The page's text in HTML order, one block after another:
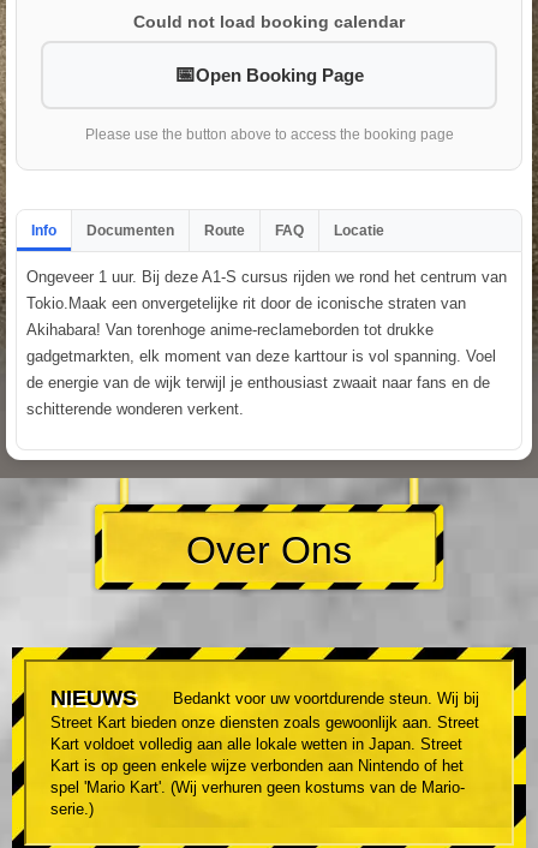
Could not load booking calendar
Open Booking Page
Please use the button above to access the booking page
Info Documenten Route FAQ Locatie
Ongeveer 1 uur. Bij deze A1-S cursus rijden we rond het centrum van
Tokio.Maak een onvergetelijke rit door de iconische straten van
Akihabara! Van torenhoge anime-reclameborden tot drukke
gadgetmarkten, elk moment van deze karttour is vol spanning. Voel
de energie van de wijk terwijl je enthousiast zwaait naar fans en de
schitterende wonderen verkent.
Over Ons
NIEUWS
Bedankt voor uw voortdurende steun. Wij bij
Street Kart bieden onze diensten zoals gewoonlijk aan. Street
Kart voldoet volledig aan alle lokale wetten in Japan. Street
Kart is op geen enkele wijze verbonden aan Nintendo of het
spel 'Mario Kart'. (Wij verhuren geen kostums van de Mario-
serie.)